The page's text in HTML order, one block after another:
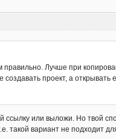
Лучше при
проект, а открывать
ссылку или выложи. Но твой
вариант не подходит